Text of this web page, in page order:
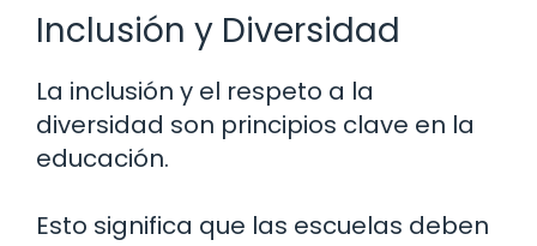
Inclusión y Diversidad
La inclusión y el respeto a la
diversidad son principios clave en la
educación.
Esto significa que las escuelas deben